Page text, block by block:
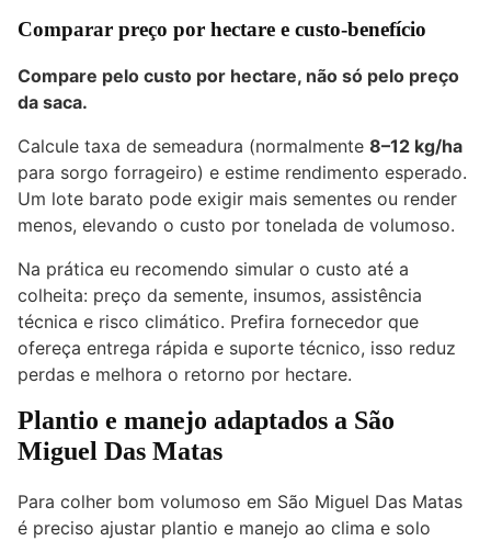
Comparar preço por hectare e custo-benefício
Compare pelo custo por hectare, não só pelo preço
da saca.
Calcule taxa de semeadura (normalmente 8–12 kg/ha
para sorgo forrageiro) e estime rendimento esperado.
Um lote barato pode exigir mais sementes ou render
menos, elevando o custo por tonelada de volumoso.
Na prática eu recomendo simular o custo até a
colheita: preço da semente, insumos, assistência
técnica e risco climático. Prefira fornecedor que
ofereça entrega rápida e suporte técnico, isso reduz
perdas e melhora o retorno por hectare.
Plantio e manejo adaptados a São
Miguel Das Matas
Para colher bom volumoso em São Miguel Das Matas
é preciso ajustar plantio e manejo ao clima e solo